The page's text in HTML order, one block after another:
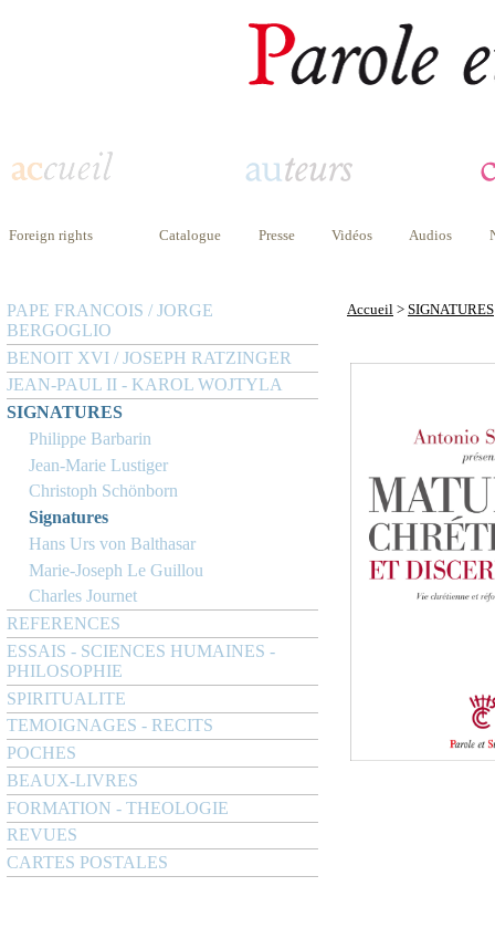
Foreign rights Catalogue Presse Vidéos Audios
PAPE FRANCOIS / JORGE
BERGOGLIO
BENOIT XVI / JOSEPH RATZINGER
JEAN-PAUL II - KAROL WOJTYLA
SIGNATURES
Philippe Barbarin
Jean-Marie Lustiger
Christoph Schönborn
Signatures
Hans Urs von Balthasar
Marie-Joseph Le Guillou
Charles Journet
REFERENCES
ESSAIS - SCIENCES HUMAINES -
PHILOSOPHIE
SPIRITUALITE
TEMOIGNAGES - RECITS
POCHES
BEAUX-LIVRES
FORMATION - THEOLOGIE
REVUES
CARTES POSTALES
Accueil > SIGNATURES